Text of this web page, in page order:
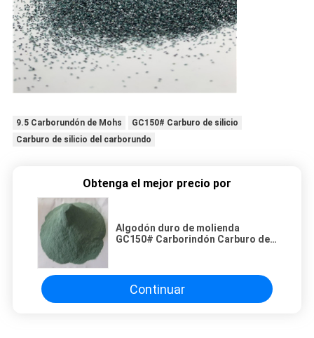
9.5 Carborundón de Mohs
GC150# Carburo de silicio
Carburo de silicio del carborundo
Obtenga el mejor precio por
Algodón duro de molienda
GC150# Carborindón Carburo de
Continuar